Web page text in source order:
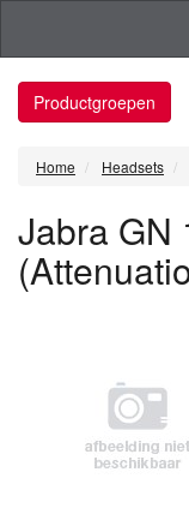
Productgroepen
Home Headsets
Jabra GN